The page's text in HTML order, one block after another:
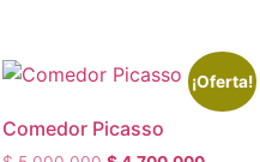
¡Oferta!
Comedor Picasso